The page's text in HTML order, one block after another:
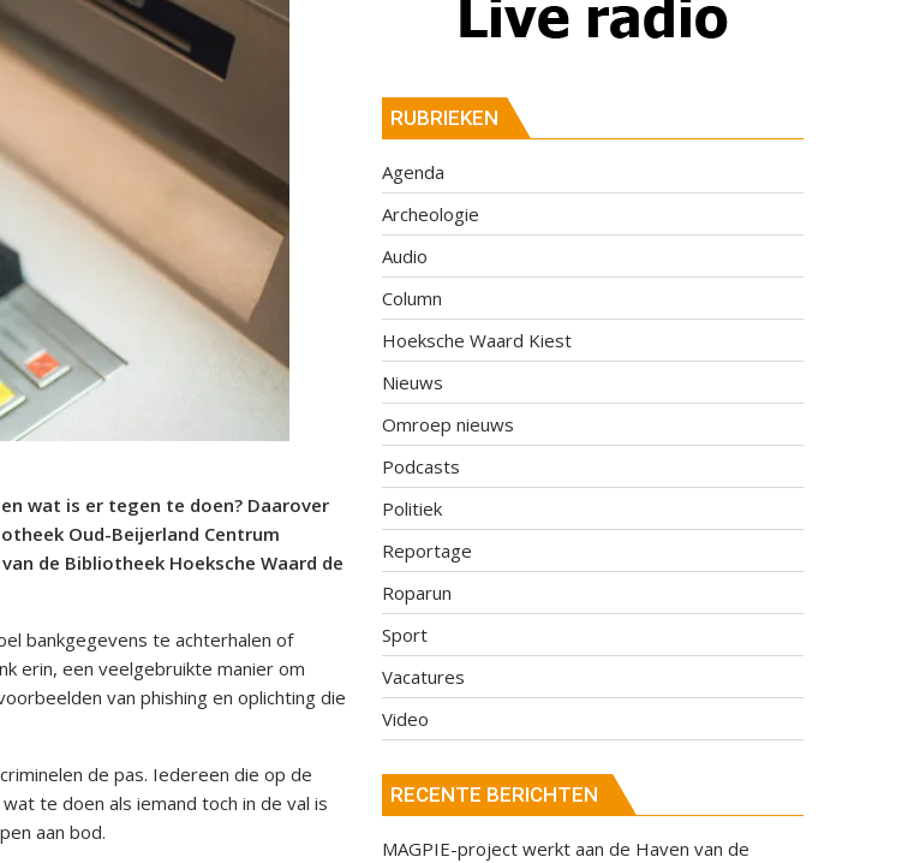
wat is er tegen te doen? Daarover
Oud-Beijerland Centrum
de Bibliotheek Hoeksche Waard de
bankgegevens te achterhalen of
erin, een veelgebruikte manier om
van phishing en oplichting die
de pas. Iedereen die op de
te doen als iemand toch in de val is
aan bod.
RUBRIEKEN
Agenda
Archeologie
Audio
Column
Hoeksche Waard Kiest
Nieuws
Omroep nieuws
Podcasts
Politiek
Reportage
Roparun
Sport
Vacatures
Video
RECENTE BERICHTEN
MAGPIE-project werkt aan de Haven van de